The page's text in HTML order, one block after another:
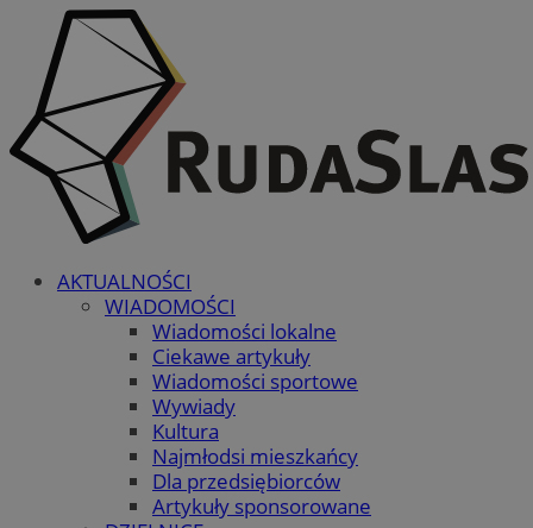
AKTUALNOŚCI
WIADOMOŚCI
Wiadomości lokalne
Ciekawe artykuły
Wiadomości sportowe
Wywiady
Kultura
Najmłodsi mieszkańcy
Dla przedsiębiorców
Artykuły sponsorowane